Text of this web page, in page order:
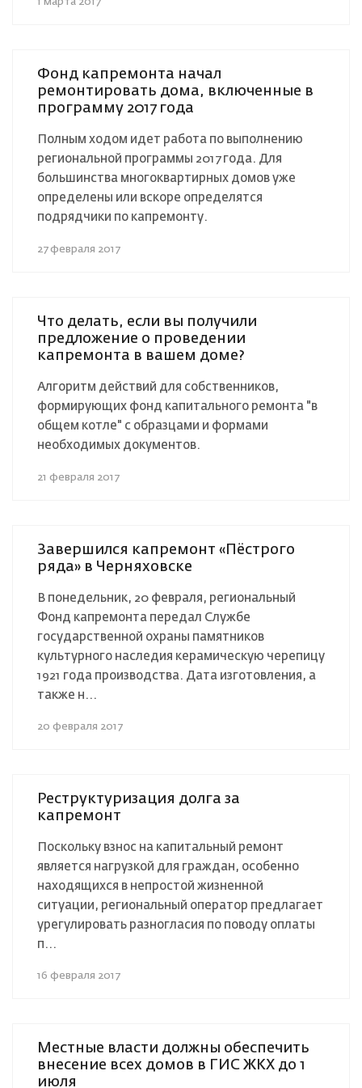
Фонд капремонта начал
ремонтировать дома, включенные в
программу 2017 года
Полным ходом идет работа по выполнению
региональной программы 2017 года. Для
большинства многоквартирных домов уже
определены или вскоре определятся
подрядчики по капремонту.
27 февраля 2017
Что делать, если вы получили
предложение о проведении
капремонта в вашем доме?
Алгоритм действий для собственников,
формирующих фонд капитального ремонта "в
общем котле" с образцами и формами
необходимых документов.
21 февраля 2017
Завершился капремонт «Пёстрого
ряда» в Черняховске
В понедельник, 20 февраля, региональный
Фонд капремонта передал Службе
государственной охраны памятников
культурного наследия керамическую черепицу
1921 года производства. Дата изготовления, а
также н...
20 февраля 2017
Реструктуризация долга за
капремонт
Поскольку взнос на капитальный ремонт
является нагрузкой для граждан, особенно
находящихся в непростой жизненной
ситуации, региональный оператор предлагает
урегулировать разногласия по поводу оплаты
п...
16 февраля 2017
Местные власти должны обеспечить
внесение всех домов в ГИС ЖКХ до 1
июля